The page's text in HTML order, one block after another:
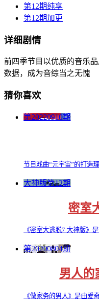
第12期纯享
第12期加更
详细剧情
前四季节目以优质的音乐
数据，成为音综当之无愧
猜你喜欢
第20220910期
节目戏曲“元宇宙”的打造理
大神版第12期
密室
《密室大逃脱7 大神版》
第20200804期
男人的
《做家务的男人》是由爱